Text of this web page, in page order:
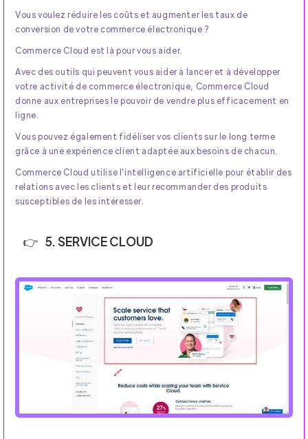
Vous voulez réduire les coûts et augmenter les taux de
conversion de votre commerce électronique ?
Commerce Cloud est là pour vous aider.
Avec des outils qui peuvent vous aider à lancer et à développer
votre activité de commerce électronique, Commerce Cloud
donne aux entreprises le pouvoir de vendre plus efficacement en
ligne.
Vous pouvez également fidéliser vos clients sur le long terme
grâce à une expérience client adaptée aux besoins de chacun.
Commerce Cloud utilise l'intelligence artificielle pour établir des
relations avec les clients et leur recommander des produits
susceptibles de les intéresser.
5. SERVICE CLOUD